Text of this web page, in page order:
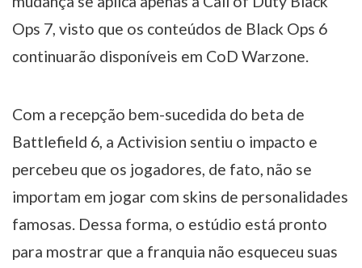
Ops 7, visto que os conteúdos de Black Ops 6
continuarão disponíveis em CoD Warzone.
Com a recepção bem-sucedida do beta de
Battlefield 6, a Activision sentiu o impacto e
percebeu que os jogadores, de fato, não se
importam em jogar com skins de personalidades
famosas. Dessa forma, o estúdio está pronto
para mostrar que a franquia não esqueceu suas